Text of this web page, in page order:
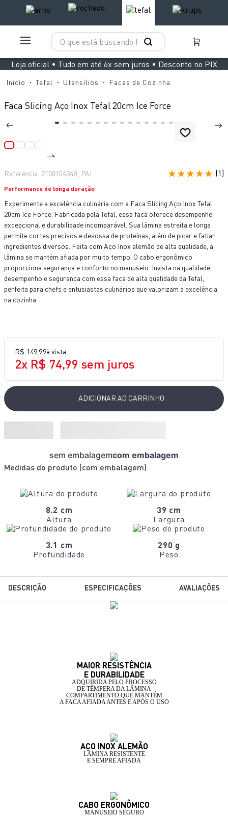
O que está buscando hoje?
Loja oficial • Tudo em até 6x sem juros • Desconto no PIX
Tefal Utensílios Facas de Cozinha
Faca Slicing Aço Inox Tefal 20cm Ice Force
Referência: 2100104348_PAI ★★★★★ (1 )
Performance de longa duração
Experimente a excelência culinária com a Faca Slicing Aço Inox Tefal
20cm Ice Force. Fabricada pela Tefal, essa faca oferece desempenho
excepcional e durabilidade incomparável. Sua lâmina estreita e longa
permite cortes precisos e desossa de proteínas, além de picar e fatiar
ingredientes diversos. Feita com Aço Inox alemão de alta qualidade, a
lâmina se mantém afiada por muito tempo. O cabo ergonômico
proporciona segurança e conforto no manuseio. Invista na qualidade,
desempenho e segurança com essa faca de alta qualidade da Tefal,
perfeita para chefs e entusiastas culinários que valorizam a excelência
na cozinha.
R$ 149 99à vista
2x R$ 74,99 sem juros
ADICIONAR AO CARRINHO
Medidas do produto (com embalagem)
sem embalagemcom embalagem
8.2 cm
Altura
39 cm
Largura
3.1 cm
Profundidade
290 g
Peso
DESCRIÇÃO ESPECIFICAÇÕES AVALIAÇÕES
MAIOR RESISTÊNCIA
E DURABILIDADE
ADQUIRIDA PELO PROCESSO
DE TÊMPERA DA LÂMINA
COMPARTIMENTO QUE MANTÉM
A FACA AFIADA ANTES E APÓS O USO
AÇO INOX ALEMÃO
LÂMINA RESISTENTE
E SEMPRE AFIADA
CABO ERGONÔMICO
MANUSEIO SEGURO
TERMOS MAIS BUSCADOS
aspirador x clean 4
3
rochedo natural stone
8º
vaporizador pure pop
9º
lightmix
10º aspirador x-force 9 60